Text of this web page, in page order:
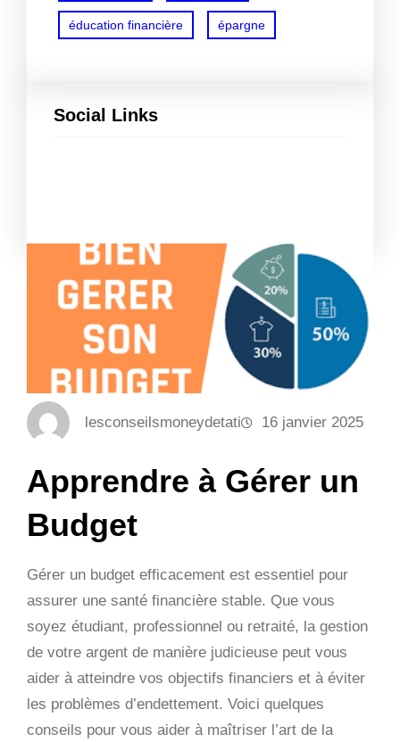
éducation financière épargne
Social Links
lesconseilsmoneydetati 16 janvier 2025
Apprendre à Gérer un
Budget
Gérer un budget efficacement est essentiel pour
assurer une santé financière stable. Que vous
soyez étudiant, professionnel ou retraité, la gestion
de votre argent de manière judicieuse peut vous
aider à atteindre vos objectifs financiers et à éviter
les problèmes d’endettement. Voici quelques
conseils pour vous aider à maîtriser l’art de la